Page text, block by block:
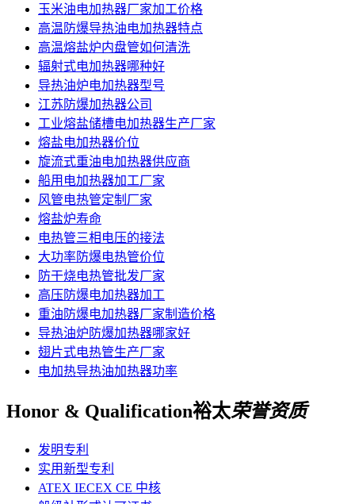
玉米油电加热器厂家加工价格
高温防爆导热油电加热器特点
高温熔盐炉内盘管如何清洗
辐射式电加热器哪种好
导热油炉电加热器型号
江苏防爆加热器公司
工业熔盐储槽电加热器生产厂家
熔盐电加热器价位
旋流式重油电加热器供应商
船用电加热器加工厂家
风管电热管定制厂家
熔盐炉寿命
电热管三相电压的接法
大功率防爆电热管价位
防干烧电热管批发厂家
高压防爆电加热器加工
重油防爆电加热器厂家制造价格
导热油炉防爆加热器哪家好
翅片式电热管生产厂家
电加热导热油加热器功率
Honor & Qualification裕太荣誉资质
发明专利
实用新型专利
ATEX IECEX CE 中核